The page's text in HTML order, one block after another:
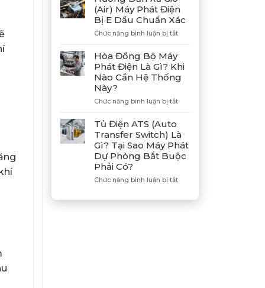
Huyện
Kết
Nối
Hợp
Giám
Đốc
Heavy
Định
Vị
Thế
Chiến
Của
(Air) Máy Phát Điện
Bị E Dầu Chuẩn Xác
Chức năng bình luận bị tắtở
Gió
(Air)
Phát
Dầu
Chuẩn
Xác
Hòa Đồng Bộ Máy
Phát Điện Là Gì? Khi
Nào Cần Hệ Thống
Này?
Chức năng bình luận bị tắtở
Máy
Phát
Điện
Tủ Điện ATS (Auto
Transfer Switch) Là
Gì? Tại Sao Máy Phát
Dự Phòng Bắt Buộc
Phải Có?
Chức năng bình luận bị tắtở
Điện